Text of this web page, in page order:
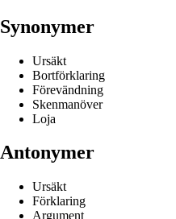
Synonymer
Ursäkt
Bortförklaring
Förevändning
Skenmanöver
Loja
Antonymer
Ursäkt
Förklaring
Argument